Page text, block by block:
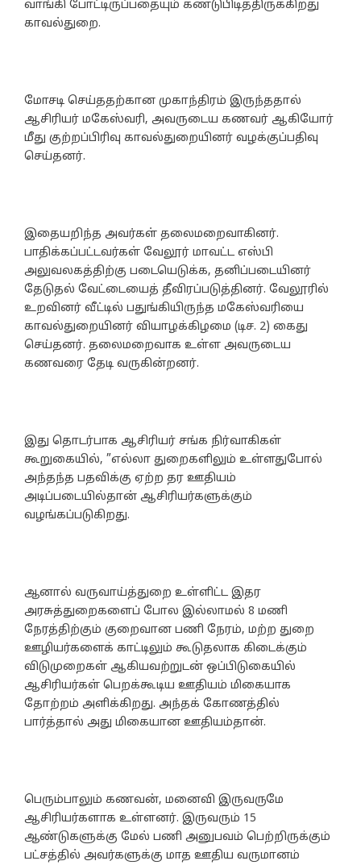
வாங்கி போட்டிருப்பதையும் கண்டுபிடித்திருக்கிறது
காவல்துறை.
மோசடி செய்ததற்கான முகாந்திரம் இருந்ததால்
ஆசிரியர் மகேஸ்வரி, அவருடைய கணவர் ஆகியோர்
மீது குற்றப்பிரிவு காவல்துறையினர் வழக்குப்பதிவு
செய்தனர்.
இதையறிந்த அவர்கள் தலைமறைவாகினர்.
பாதிக்கப்பட்டவர்கள் வேலூர் மாவட்ட எஸ்பி
அலுவலகத்திற்கு படையெடுக்க, தனிப்படையினர்
தேடுதல் வேட்டையைத் தீவிரப்படுத்தினர். வேலூரில்
உறவினர் வீட்டில் பதுங்கியிருந்த மகேஸ்வரியை
காவல்துறையினர் வியாழக்கிழமை (டிச. 2) கைது
செய்தனர். தலைமறைவாக உள்ள அவருடைய
கணவரை தேடி வருகின்றனர்.
இது தொடர்பாக ஆசிரியர் சங்க நிர்வாகிகள்
கூறுகையில், ”எல்லா துறைகளிலும் உள்ளதுபோல்
அந்தந்த பதவிக்கு ஏற்ற தர ஊதியம்
அடிப்படையில்தான் ஆசிரியர்களுக்கும்
வழங்கப்படுகிறது.
ஆனால் வருவாய்த்துறை உள்ளிட்ட இதர
அரசுத்துறைகளைப் போல இல்லாமல் 8 மணி
நேரத்திற்கும் குறைவான பணி நேரம், மற்ற துறை
ஊழியர்களைக் காட்டிலும் கூடுதலாக கிடைக்கும்
விடுமுறைகள் ஆகியவற்றுடன் ஒப்பிடுகையில்
ஆசிரியர்கள் பெறக்கூடிய ஊதியம் மிகையாக
தோற்றம் அளிக்கிறது. அந்தக் கோணத்தில்
பார்த்தால் அது மிகையான ஊதியம்தான்.
பெரும்பாலும் கணவன், மனைவி இருவருமே
ஆசிரியர்களாக உள்ளனர். இருவரும் 15
ஆண்டுகளுக்கு மேல் பணி அனுபவம் பெற்றிருக்கும்
பட்சத்தில் அவர்களுக்கு மாத ஊதிய வருமானம்